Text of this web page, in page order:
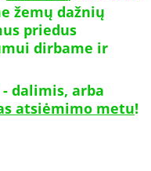
žemų dažnių
priedus
dirbame ir
dalimis, arba
atsiėmimo metu!